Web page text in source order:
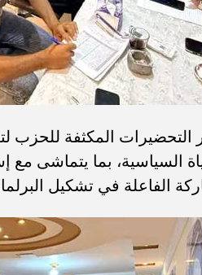
التحضيرات المكثفة
السياسية، بما يتماشى
الفاعلة في تشكيل